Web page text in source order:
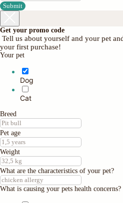
Submit
Get your promo code
Tell us about yourself and your pet
your first purchase!
Your pet
Dog
Cat
Breed
Pet age
Weight
What are the characteristics of your pet?
What is causing your pets health concerns?